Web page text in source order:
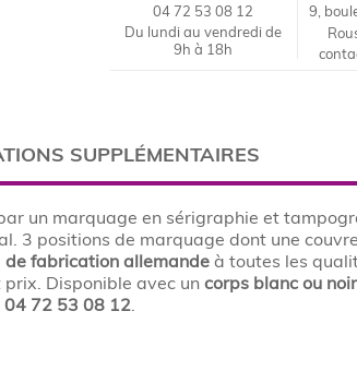
04 72 53 08 12
Du lundi au vendredi de
9h à 18h
9,
SUPPLÉMENTAIRES
un marquage en sérigraphie et
3 positions de marquage dont une
de fabrication allemande à toutes les
prix. Disponible avec uncorps blanc ou noir
04 72 53 08 12.